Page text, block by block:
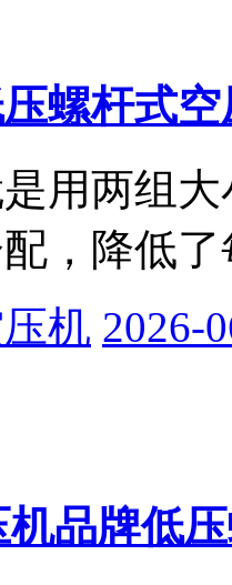
螺杆式空
用两组
，降低
机 2026-
品牌低